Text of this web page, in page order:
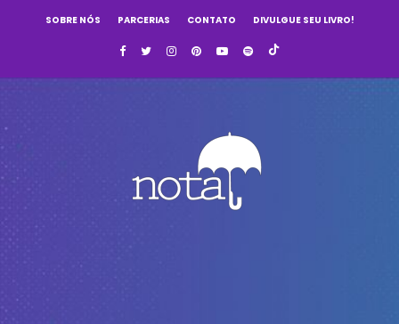
SOBRE NÓS PARCERIAS CONTATO DIVULGUE SEU LIVRO!